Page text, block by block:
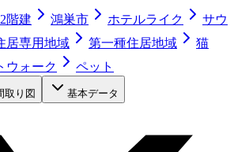
階建 鴻巣市 ホテルライク
サウ
居専用地域 第一種住居地域
猫
ウォーク ペット
取り図 基本データ